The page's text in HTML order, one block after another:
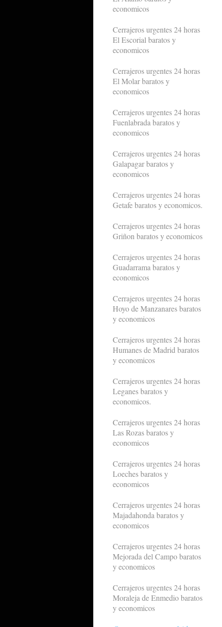
economicos
Cerrajeros urgentes 24 horas
El Escorial baratos y
economicos
Cerrajeros urgentes 24 horas
El Molar baratos y
economicos
Cerrajeros urgentes 24 horas
Fuenlabrada baratos y
economicos
Cerrajeros urgentes 24 horas
Galapagar baratos y
economicos
Cerrajeros urgentes 24 horas
Getafe baratos y economicos.
Cerrajeros urgentes 24 horas
Griñon baratos y economicos
Cerrajeros urgentes 24 horas
Guadarrama baratos y
economicos
Cerrajeros urgentes 24 horas
Hoyo de Manzanares baratos
y economicos
Cerrajeros urgentes 24 horas
Humanes de Madrid baratos
y economicos
Cerrajeros urgentes 24 horas
Leganes baratos y
economicos.
Cerrajeros urgentes 24 horas
Las Rozas baratos y
economicos
Cerrajeros urgentes 24 horas
Loeches baratos y
economicos
Cerrajeros urgentes 24 horas
Majadahonda baratos y
economicos
Cerrajeros urgentes 24 horas
Mejorada del Campo baratos
y economicos
Cerrajeros urgentes 24 horas
Moraleja de Enmedio baratos
y economicos